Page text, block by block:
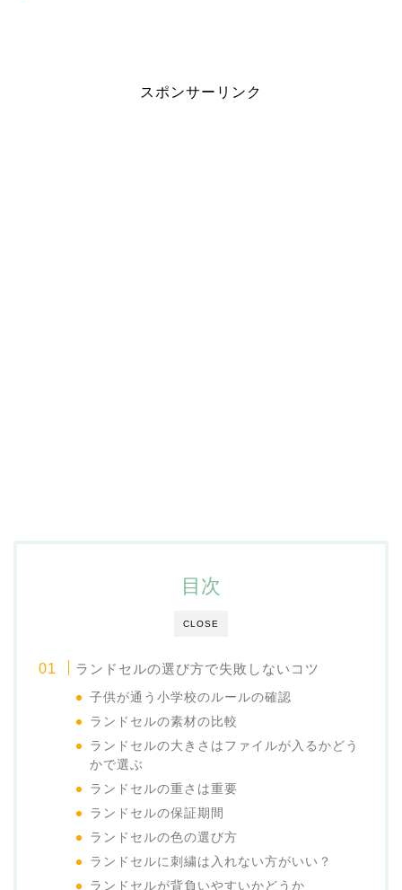
スポンサーリンク
CLOSE
目次
ランドセルの選び方で失敗しないコツ
子供が通う小学校のルールの確認
ランドセルの素材の比較
ランドセルの大きさはファイルが入るかどう
かで選ぶ
ランドセルの重さは重要
ランドセルの保証期間
ランドセルの色の選び方
ランドセルに刺繍は入れない方がいい？
ランドセルが背負いやすいかどうか